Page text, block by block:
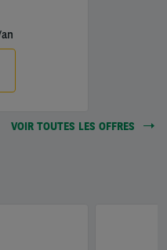
VOIR TOUTES LES OFFRES